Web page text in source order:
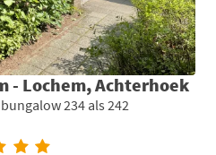
- Lochem, Achterhoek
234 als 242